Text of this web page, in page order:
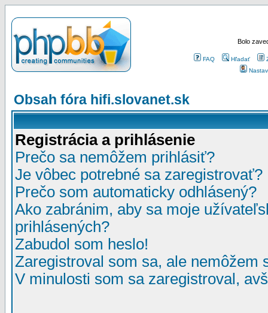
Bolo
FAQ Hľadať
Obsah fóra hifi.slovanet.sk
Registrácia a prihlásenie
Prečo sa nemôžem prihlásiť?
Je vôbec potrebné sa zaregistrovať?
Prečo som automaticky odhlásený?
Ako zabránim, aby sa moje
prihlásených?
Zabudol som heslo!
Zaregistroval som sa, ale nemôžem
V minulosti som sa zaregistroval,